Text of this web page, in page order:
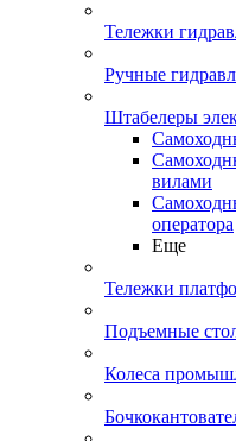
Тележки
Ручные
Штабелеры
вилами
оператора
Еще
Тележки
Подъемные
Колеса